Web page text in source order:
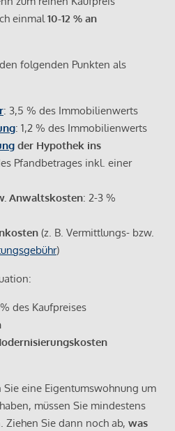
einmal10-12 % an
folgenden Punkten als
: 3,5 % des Immobilienwerts
: 1,2 % des Immobilienwerts
der Hypothek ins
Pfandbetrages inkl. einer
Anwaltskosten: 2-3 %
(z. B. Vermittlungs- bzw.
)
des Kaufpreises
Sie eine Eigentumswohnung um
müssen Sie mindestens
Ziehen Sie dann noch ab, was